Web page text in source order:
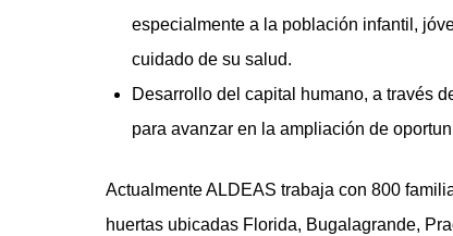
especialmente a la población infantil,
cuidado de su salud.
Desarrollo del capital humano, a través
para avanzar en la ampliación de
Actualmente ALDEAS trabaja con 800
huertas ubicadas Florida, Bugalagrande,